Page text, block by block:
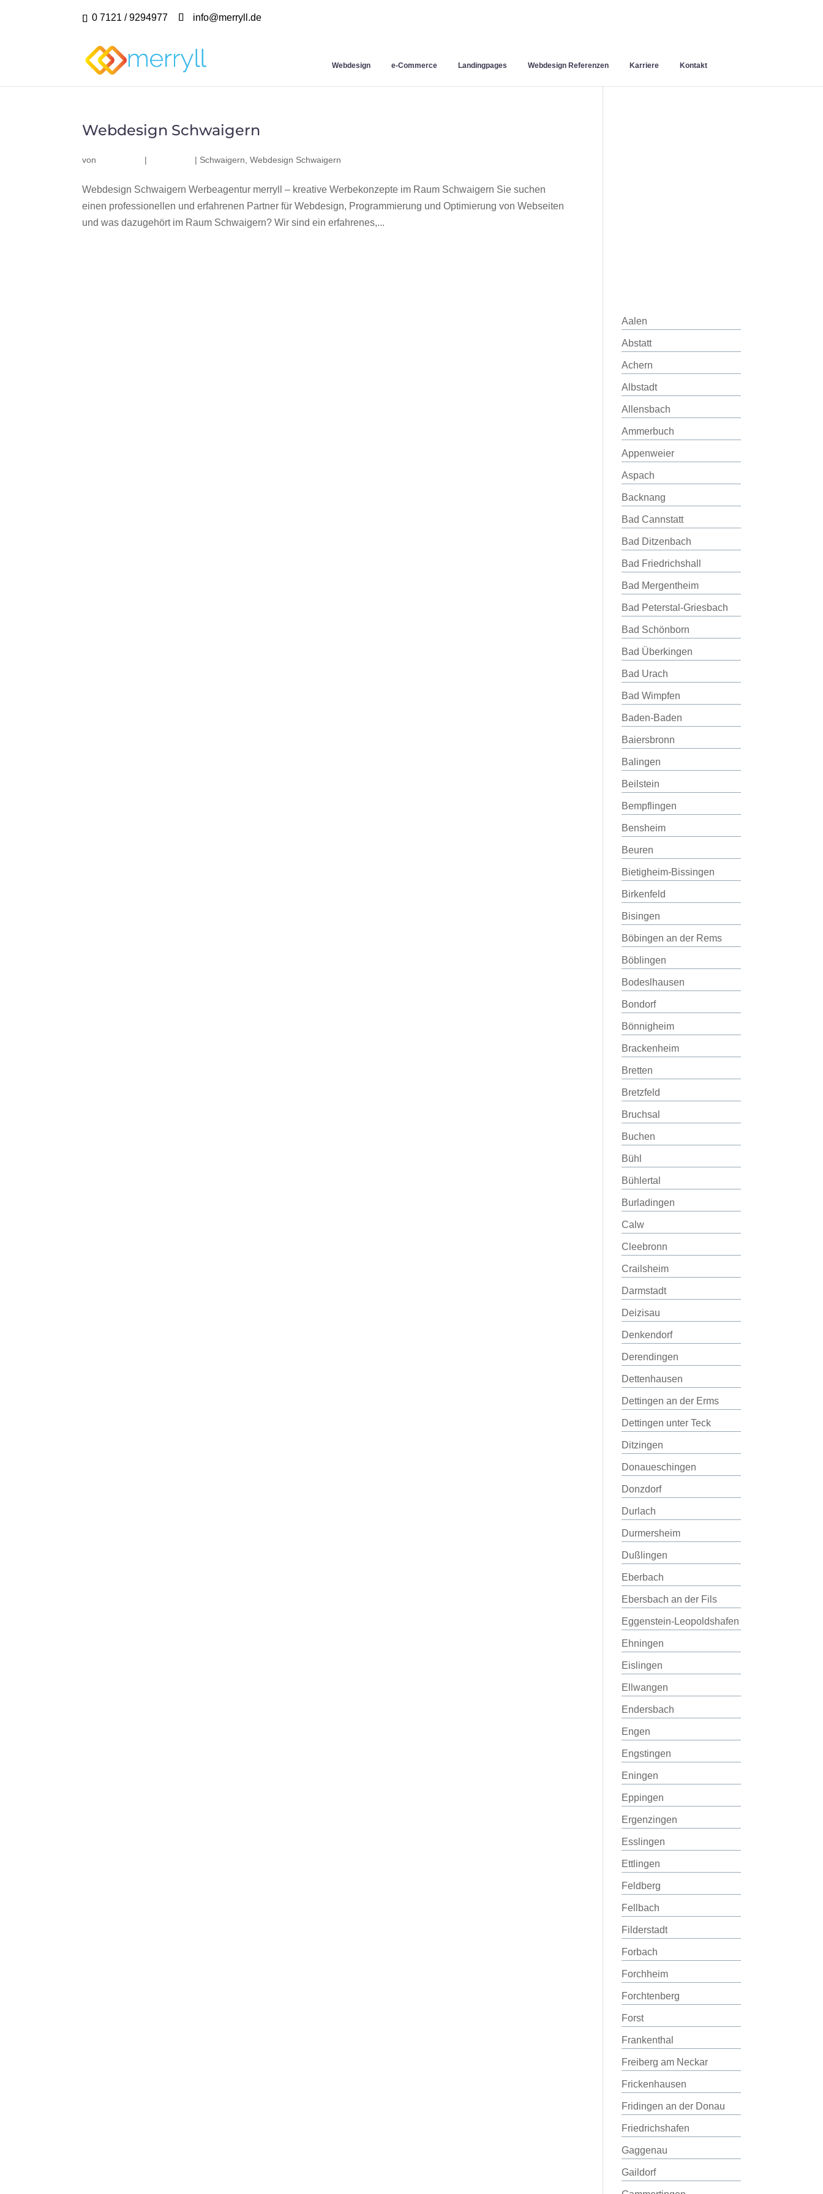
0 7121 / 9294977 info@merryll.de
Webdesign e-Commerce Landingpages Webdesign Referenzen Karriere Kontakt
Webdesign Schwaigern
von | | Schwaigern ,Webdesign Schwaigern
Webdesign Schwaigern Werbeagentur merryll – kreative Werbekonzepte im Raum Schwaigern Sie suchen
einen professionellen und erfahrenen Partner für Webdesign, Programmierung und Optimierung von Webseiten
und was dazugehört im Raum Schwaigern? Wir sind ein erfahrenes,...
Aalen
Abstatt
Achern
Albstadt
Allensbach
Ammerbuch
Appenweier
Aspach
Backnang
Bad Cannstatt
Bad Ditzenbach
Bad Friedrichshall
Bad Mergentheim
Bad Peterstal-Griesbach
Bad Schönborn
Bad Überkingen
Bad Urach
Bad Wimpfen
Baden-Baden
Baiersbronn
Balingen
Beilstein
Bempflingen
Bensheim
Beuren
Bietigheim-Bissingen
Birkenfeld
Bisingen
Böbingen an der Rems
Böblingen
Bodeslhausen
Bondorf
Bönnigheim
Brackenheim
Bretten
Bretzfeld
Bruchsal
Buchen
Bühl
Bühlertal
Burladingen
Calw
Cleebronn
Crailsheim
Darmstadt
Deizisau
Denkendorf
Derendingen
Dettenhausen
Dettingen an der Erms
Dettingen unter Teck
Ditzingen
Donaueschingen
Donzdorf
Durlach
Durmersheim
Dußlingen
Eberbach
Ebersbach an der Fils
Eggenstein-Leopoldshafen
Ehningen
Eislingen
Ellwangen
Endersbach
Engen
Engstingen
Eningen
Eppingen
Ergenzingen
Esslingen
Ettlingen
Feldberg
Fellbach
Filderstadt
Forbach
Forchheim
Forchtenberg
Forst
Frankenthal
Freiberg am Neckar
Frickenhausen
Fridingen an der Donau
Friedrichshafen
Gaggenau
Gaildorf